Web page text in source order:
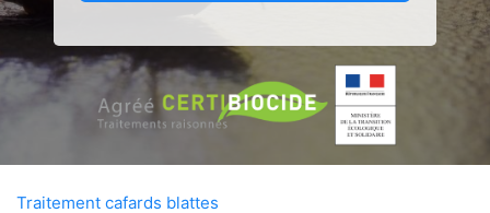
Traitement cafards blattes